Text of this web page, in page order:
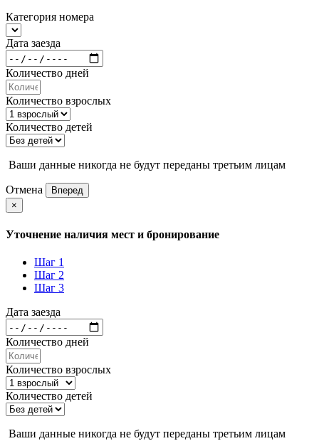
Категория номера
Дата заезда
Количество дней
Количество взрослых
Количество детей
Ваши данные никогда не будут переданы третьим лицам
Отмена
Вперед
×
Уточнение наличия мест и бронирование
Шаг 1
Шаг 2
Шаг 3
Дата заезда
Количество дней
Количество взрослых
Количество детей
Ваши данные никогда не будут переданы третьим лицам